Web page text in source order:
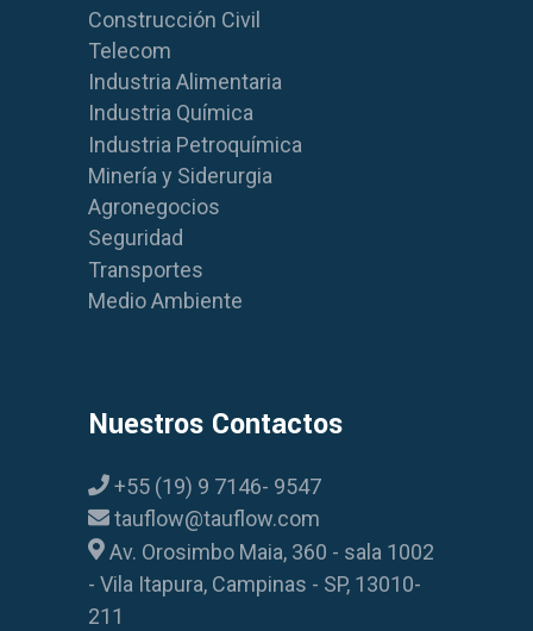
Construcción Civil
Telecom
Industria Alimentaria
Industria Química
Industria Petroquímica
Minería y Siderurgia
Agronegocios
Seguridad
Transportes
Medio Ambiente
Nuestros Contactos
+55 (19) 9 7146- 9547
tauflow@tauflow.com
Av. Orosimbo Maia, 360 - sala 1002
- Vila Itapura, Campinas - SP, 13010-
211